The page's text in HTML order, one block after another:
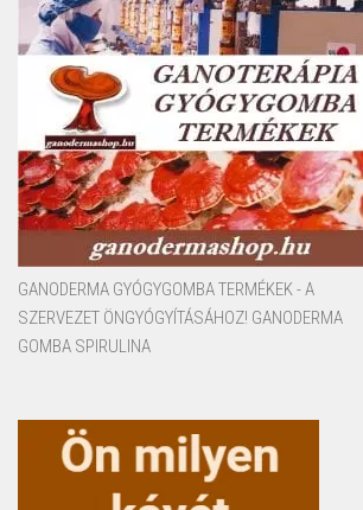
GANODERMA GYÓGYGOMBA TERMÉKEK - A
SZERVEZET ÖNGYÓGYÍTÁSÁHOZ! GANODERMA
GOMBA SPIRULINA